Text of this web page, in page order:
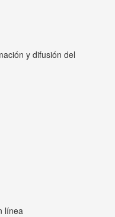
y difusión del
línea